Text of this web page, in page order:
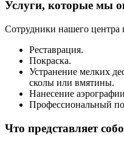
Услуги, которые мы
Сотрудники нашего центра
Реставрация.
Покраска.
Устранение мелких
сколы или вмятины.
Нанесение
Профессиональный
Что представляет